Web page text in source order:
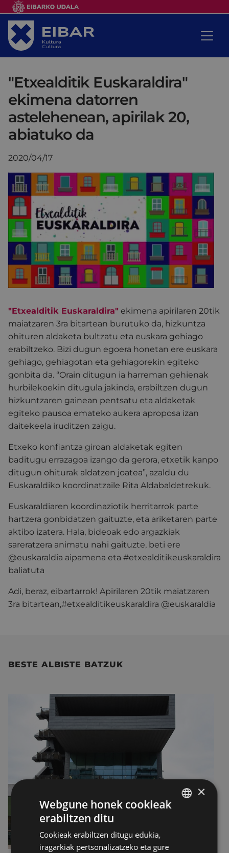
"Etxealditik Euskaraldira"
ekimena datorren
astelehenean, apirilak 20,
abiatuko da
2020/04/17
"Etxealditik Euskaraldira" ekimena apirilaren 20tik
maiatzaren 3ra bitartean burutuko da, hizkuntza
ohituren aldaketa bultzatu eta euskara gehiago
erabiltzeko. Bizi dugun egoera honetan ere euskara
gehiago, gehiagotan eta gehiagorekin egiteko
gonbita da. “Orain ditugun ia harreman gehienak
hurbilekoekin ditugula jakinda, erabiltzen dugun
hizkuntzaren gainean pentsatu eta aldaketak
egiteko pausoa emateko aukera aproposa izan
daitekeela iruditzen zaigu.
Etxeko konfiantza giroan aldaketak egiten
baditugu errazagoa izango da gerora, etxetik kanpo
ditugun ohiturak aldatzen joatea”, azaldu du
Euskaraldiko koordinatzaile Rita Aldabaldetrekuk.
Euskaraldiaren koordinaziotik herritarrok parte
hartzera gonbidatzen gaituzte, eta ariketaren parte
aktibo izatera. Hala, bideoak edo argazkiak
sareratzera animatu nahi gaituzte, beti ere
@euskaraldia aipamena eta #etxealditikeuskaraldira
baliatuta
Adi, beraz, eibartarrok! Apirilaren 20tik maiatzaren
3ra bitartean,#etxealditikeuskaraldira @euskaraldia
BESTE ALBISTE BATZUK
×
Webgune honek cookieak
erabiltzen ditu
Cookieak erabiltzen ditugu edukia,
iragarkiak pertsonalizatzeko eta gure